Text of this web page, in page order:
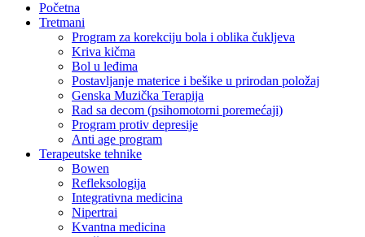
Početna
Tretmani
Program za korekciju bola i oblika čukljeva
Kriva kičma
Bol u leđima
Postavljanje materice i bešike u prirodan položaj
Genska Muzička Terapija
Rad sa decom (psihomotorni poremećaji)
Program protiv depresije
Anti age program
Terapeutske tehnike
Bowen
Refleksologija
Integrativna medicina
Nipertrai
Kvantna medicina